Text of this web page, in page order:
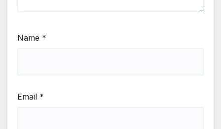
Name *
Email *